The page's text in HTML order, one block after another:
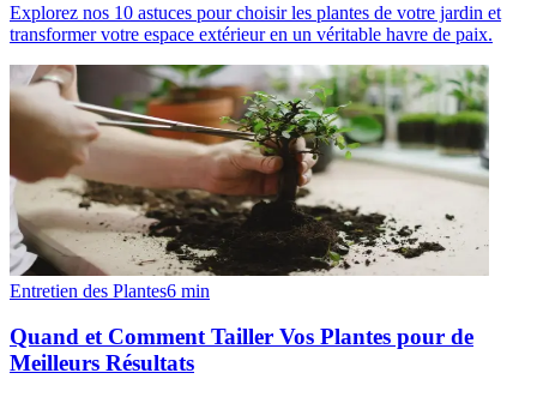
Explorez nos 10 astuces pour choisir les plantes de votre jardin et
transformer votre espace extérieur en un véritable havre de paix.
Entretien des Plantes6 min
Quand et Comment Tailler Vos Plantes pour de
Meilleurs Résultats